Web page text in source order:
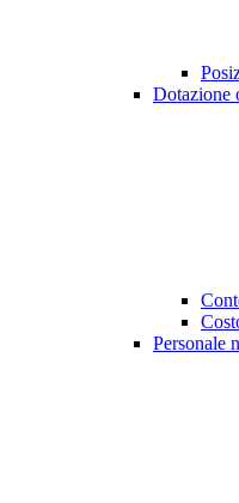
Dotazione
Personale